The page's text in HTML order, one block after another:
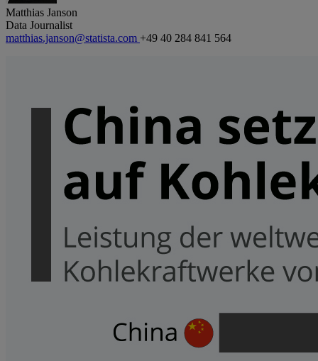
Matthias Janson
Data Journalist
matthias.janson@statista.com +49 40 284 841 564